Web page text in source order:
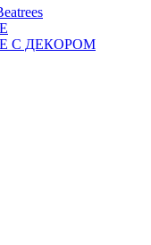
С ДЕКОРОМ